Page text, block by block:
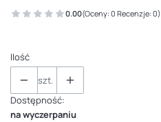
0.00(Oceny: 0 Recenzje: 0)
Ilość
szt.
Dostępność:
na wyczerpaniu